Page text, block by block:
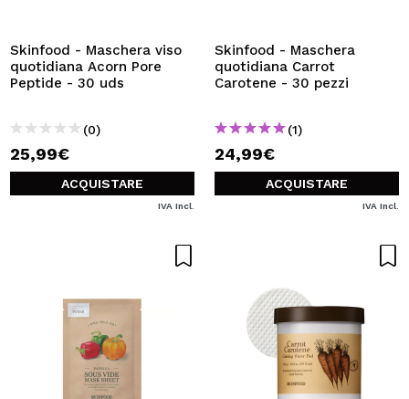
Creando un account su Maquibeauty.it potrai fare i tuoi
acquisti velocemente, controllare lo stato dei tuoi ordini e
consultare le tue operazioni precedenti.
CREARE UN ACCOUNT
Skinfood - Maschera viso
quotidiana Acorn Pore
Peptide - 30 uds
(0)
25,99€
ACQUISTARE
IVA Incl.
Skinfood - Maschera
quotidiana Carrot
Carotene - 30 pezzi
(1)
24,99€
ACQUISTARE
IVA Incl.